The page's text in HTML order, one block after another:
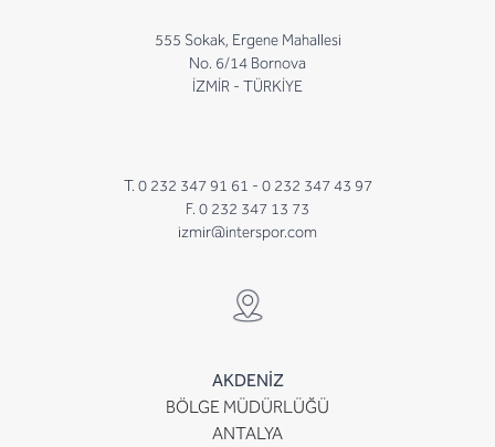
555 Sokak, Ergene Mahallesi
No. 6/14 Bornova
İZMİR - TÜRKİYE
T. 0 232 347 91 61 - 0 232 347 43 97
F. 0 232 347 13 73
izmir@interspor.com
AKDENİZ
BÖLGE MÜDÜRLÜĞÜ
ANTALYA